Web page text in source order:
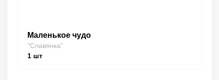
Маленькое чудо
"Славянка"
1 шт